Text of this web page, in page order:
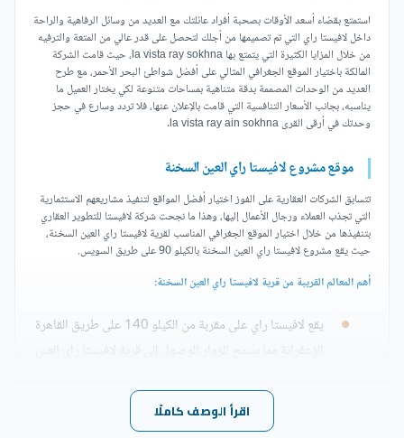
استمتع بقضاء أسعد الأوقات بصحبة أفراد عائلتك مع العديد من وسائل الرفاهية والراحة
داخل لافيستا راي التي تم تصميمها من أجلك لتحصل على قدر عالي من المتعة والترفيه
من خلال المزايا الكثيرة التي يتمتع بها la vista ray sokhna، حيث قامت الشركة
المالكة باختيار الموقع الجغرافي المثالي على أفضل شواطئ البحر الأحمر، مع طرح
العديد من الوحدات المصممة بدقة متناهية بمساحات متنوعة لكي يختار العميل ما
يناسبه، بجانب الأسعار التنافسية التي قامت بالإعلان عنها، فلا تردد وسارع في حجز
وحدتك في أرقى القرى la vista ray ain sokhna.
موقع مشروع لافيستا راي العين السخنة
تتسابق الشركات العقارية على الفوز اختيار أفضل المواقع لتنفيذ مشاريعهم الاستثمارية
التي تجذب العملاء ورجال الأعمال إليها، وهذا ما نجحت شركة لافيستا للتطوير العقاري
بتنفيذها من خلال اختيار الموقع الجغرافي المناسب لقرية لافيستا راي العين السخنة،
حيث يقع مشروع لافيستا راي العين السخنة بالكيلو 90 على طريق السويس.
أهم المعالم القريبة من قرية لافيستا راي العين السخنة:
يقع لافيستا راي على مقربة من الكيلو 140 على طريق القاهرة
يوجد مشروع لافيستا راي العين السخنة بالقرب من قرية
اقرأ الوصف كاملًا